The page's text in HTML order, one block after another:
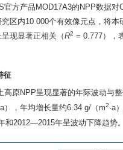
官方产品MOD17A3的NPP数据
区内10 000个有效像元点，将
现显著正相关（R2 = 0.777），
征
原NPP呈现显著的年际波动与
），年均增长量约6.34 g/（m2·a
和2012—2015年呈波动下降趋势。